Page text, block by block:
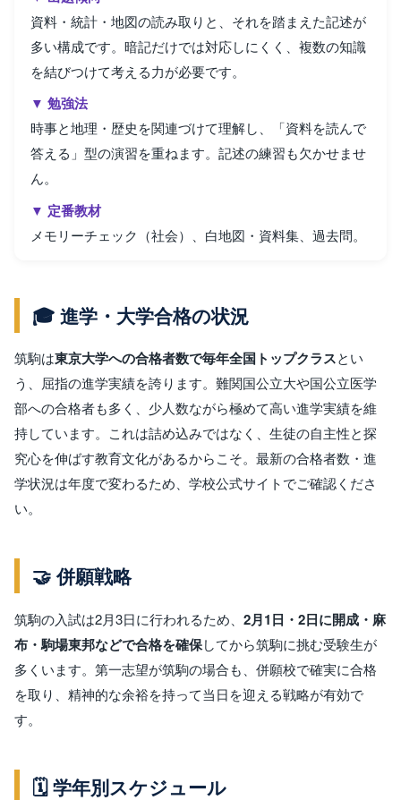
資料・統計・地図の読み取りと、それを踏まえた記述が
多い構成です。暗記だけでは対応しにくく、複数の知識
を結びつけて考える力が必要です。
▼ 勉強法
時事と地理・歴史を関連づけて理解し、「資料を読んで
答える」型の演習を重ねます。記述の練習も欠かせませ
ん。
▼ 定番教材
メモリーチェック（社会）、白地図・資料集、過去問。
🎓 進学・大学合格の状況
筑駒は東京大学への合格者数で毎年全国トップクラスとい
う、屈指の進学実績を誇ります。難関国公立大や国公立医学
部への合格者も多く、少人数ながら極めて高い進学実績を維
持しています。これは詰め込みではなく、生徒の自主性と探
究心を伸ばす教育文化があるからこそ。最新の合格者数・進
学状況は年度で変わるため、学校公式サイトでご確認くださ
い。
🤝 併願戦略
筑駒の入試は2月3日に行われるため、 2月1日・2日に開成・麻
布・駒場東邦などで合格を確保してから筑駒に挑む受験生が
多くいます。第一志望が筑駒の場合も、併願校で確実に合格
を取り、精神的な余裕を持って当日を迎える戦略が有効で
す。
🗓️ 学年別スケジュール